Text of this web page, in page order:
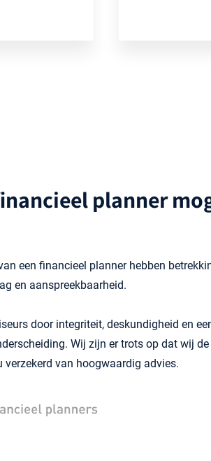
planner
een financieel planner hebben
en aanspreekbaarheid.
door integriteit, deskundigheid en
Wij zijn er trots op dat wij de
van hoogwaardig advies.